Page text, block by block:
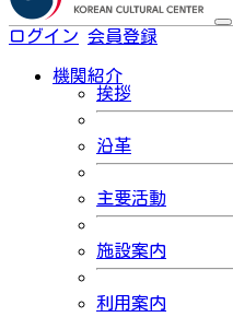
ログイン 会員登録
機関紹介
挨拶
沿革
主要活動
施設案内
利用案内